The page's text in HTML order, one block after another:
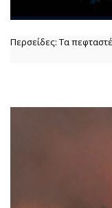
Περσείδες: Τα